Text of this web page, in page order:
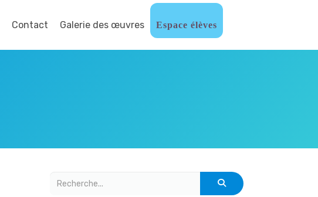
Contact Galerie des œuvres Espace élèves